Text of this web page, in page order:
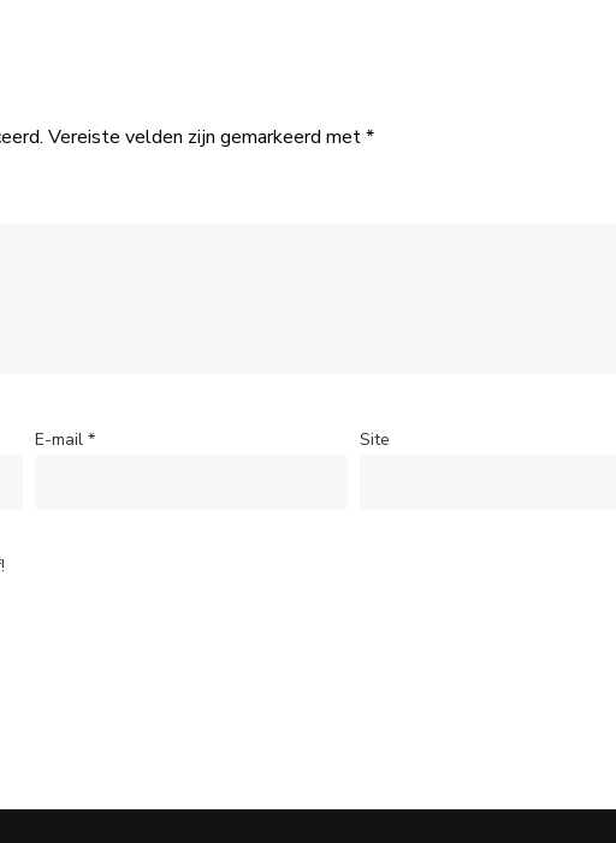
Vereiste velden zijn gemarkeerd met*
E-mail * Site